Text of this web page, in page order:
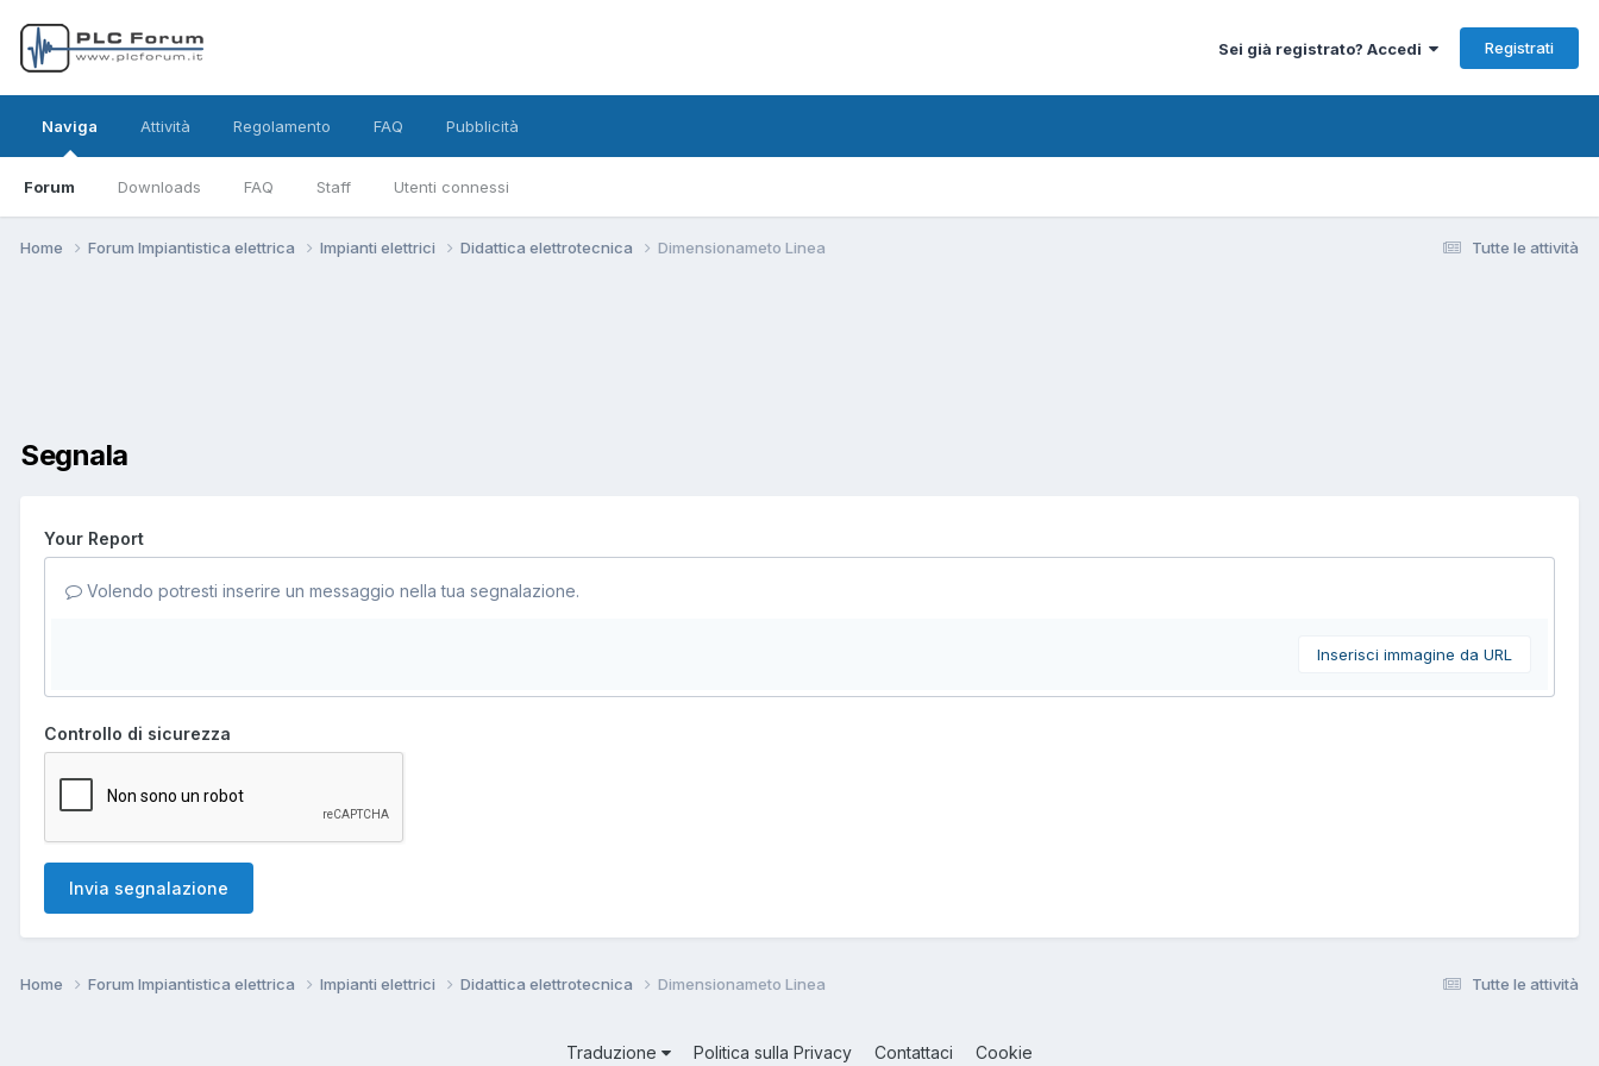
Sei già registrato? Accedi Registrati
Naviga
Forum Downloads FAQ Staff Utenti connessi
Attività Regolamento FAQ Pubblicità
Tutte le attività
Home Forum Impiantistica elettrica Impianti elettrici Didattica elettrotecnica Dimensionameto Linea
Segnala
Your Report
Volendo potresti inserire un messaggio nella tua segnalazione.
Inserisci immagine da URL
Controllo di sicurezza
Invia segnalazione
Tutte le attività
Home Forum Impiantistica elettrica Impianti elettrici Didattica elettrotecnica Dimensionameto Linea
Traduzione Politica sulla Privacy Contattaci Cookie